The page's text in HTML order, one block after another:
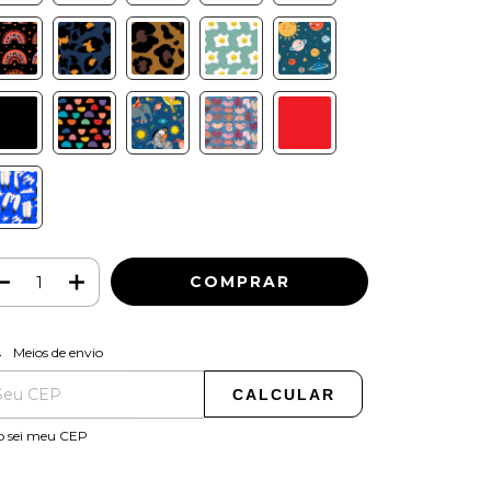
para o CEP:
Meios de envio
CALCULAR
sei meu CEP